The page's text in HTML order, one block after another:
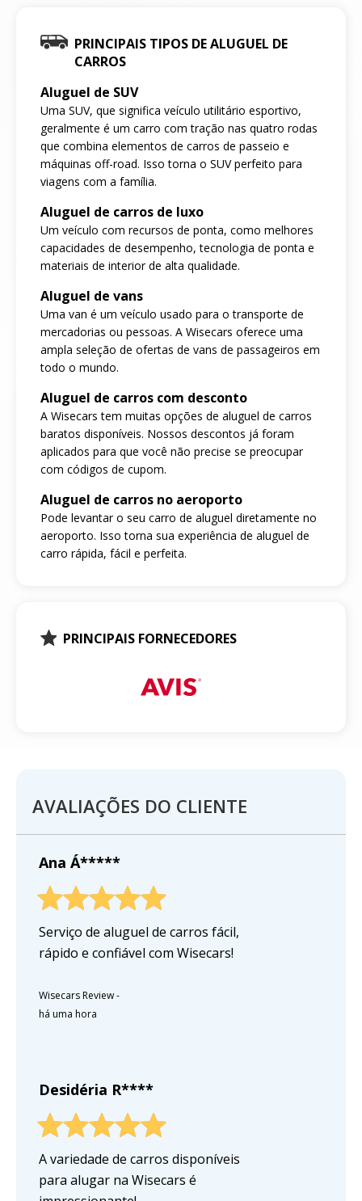
PRINCIPAIS TIPOS DE ALUGUEL DE
CARROS
Aluguel de SUV
Uma SUV, que significa veículo utilitário esportivo,
geralmente é um carro com tração nas quatro rodas
que combina elementos de carros de passeio e
máquinas off-road. Isso torna o SUV perfeito para
viagens com a família.
Aluguel de carros de luxo
Um veículo com recursos de ponta, como melhores
capacidades de desempenho, tecnologia de ponta e
materiais de interior de alta qualidade.
Aluguel de vans
Uma van é um veículo usado para o transporte de
mercadorias ou pessoas. A Wisecars oferece uma
ampla seleção de ofertas de vans de passageiros em
todo o mundo.
Aluguel de carros com desconto
A Wisecars tem muitas opções de aluguel de carros
baratos disponíveis. Nossos descontos já foram
aplicados para que você não precise se preocupar
com códigos de cupom.
Aluguel de carros no aeroporto
Pode levantar o seu carro de aluguel diretamente no
aeroporto. Isso torna sua experiência de aluguel de
carro rápida, fácil e perfeita.
PRINCIPAIS FORNECEDORES
AVALIAÇÕES DO CLIENTE
Ana Á*****
Serviço de aluguel de carros fácil,
rápido e confiável com Wisecars!
Wisecars Review-
há uma hora
Desidéria R****
A variedade de carros disponíveis
para alugar na Wisecars é